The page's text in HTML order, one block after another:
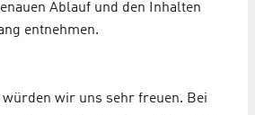
Ablauf und den Inhalten
entnehmen.
wir uns sehr freuen. Bei